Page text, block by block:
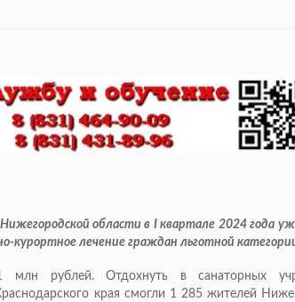
области в I квартале 2024 года
курортное лечение граждан льготной
млн рублей. Отдохнуть в санаторных
края смогли 1 285 жителей